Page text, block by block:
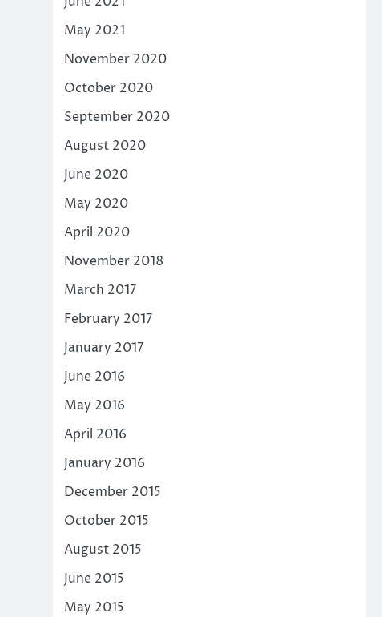
May 2021
November 2020
October 2020
September 2020
August 2020
June 2020
May 2020
April 2020
November 2018
March 2017
February 2017
January 2017
June 2016
May 2016
April 2016
January 2016
December 2015
October 2015
August 2015
June 2015
May 2015